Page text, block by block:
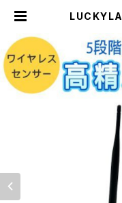
プリ 投げ
語 正規品
ation（Ｋ